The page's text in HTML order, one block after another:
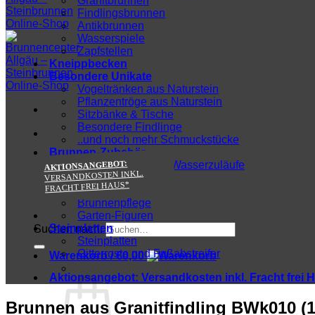
AKTIONSANGEBOT:
VERSANDKOSTEN INKL.
FRACHT FREI HAUS*
Suchen nach:
Warenkorb /€0,00
Findlingsbrunnen
Antikbrunnen
Wasserspiele
Zapfstellen
Kneippbecken
Besondere Unikate
Vogeltränken aus Naturstein
Pflanzentröge aus Naturstein
Sitzbänke & Tische
Besondere Findlinge
..und noch mehr Schmuckstücke
Brunnen-Zubehör
Wasserhähne und Wasserzuläufe
Zu-/Ablauftechnik
Wasserpumpen
Brunnenpflege
Garten-Figuren
Steinplatten
Steinplatten
Gitterroste und Fußabstreifer
Aktionsangebot: Versandkosten inkl. Fracht frei
Brunnen aus Granitfindling BWk010